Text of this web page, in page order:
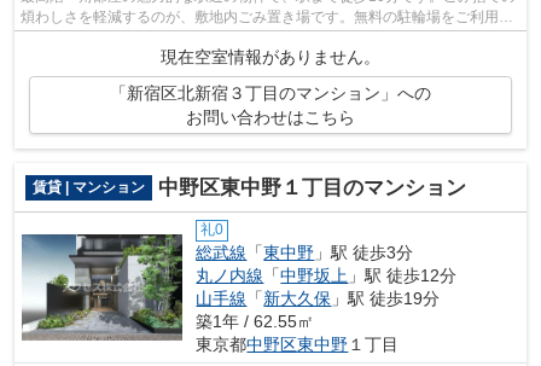
煩わしさを軽減するのが、敷地内ごみ置き場です。無料の駐輪場をご利用い
ただけます！新宿区エリアの賃貸情報...
現在空室情報がありません。
「新宿区北新宿３丁目のマンション」への
お問い合わせはこちら
賃貸 | マンション 中野区東中野１丁目のマンション
礼0
総武線 「東中野 」駅 徒歩3分
丸ノ内線 「中野坂上 」駅 徒歩12分
山手線 「新大久保 」駅 徒歩19分
築1年 / 62.55㎡
東京都中野区東中野 １丁目